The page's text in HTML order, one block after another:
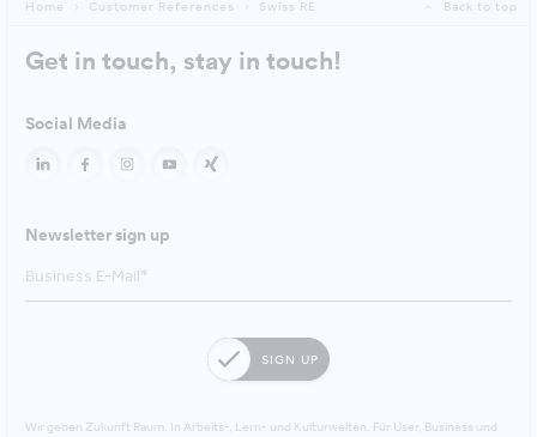
Home Customer References Swiss RE Back to top
Get in touch, stay in touch!
Social Media
Newsletter sign up
SIGN UP
Wir geben Zukunft Raum. In Arbeits-, Lern- und Kulturwelten. Für User, Business und